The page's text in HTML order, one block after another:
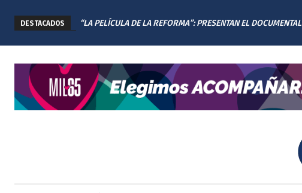
DESTACADOS
“LA PELÍCULA DE LA REFORMA”: PRESENTAN EL DOCUMENTAL